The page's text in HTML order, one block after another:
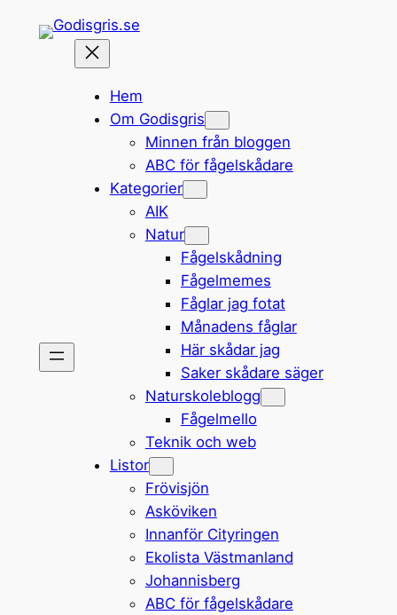
Hem
Om Godisgris
Minnen från bloggen
ABC för fågelskådare
Kategorier
AIK
Natur
Fågelskådning
Fågelmemes
Fåglar jag fotat
Månadens fåglar
Här skådar jag
Saker skådare säger
Naturskoleblogg
Fågelmello
Teknik och web
Listor
Frövisjön
Asköviken
Innanför Cityringen
Ekolista Västmanland
Johannisberg
ABC för fågelskådare